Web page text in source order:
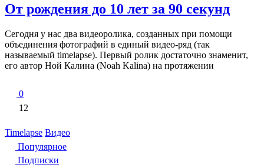
От рождения до 10 лет за 90 секунд
Сегодня у нас два видеоролика, созданных при помощи
объединения фотографий в единый видео-ряд (так
называемый timelapse). Первый ролик достаточно знаменит,
его автор Ной Калина (Noah Kalina) на протяжении
0
12
Timelapse Видео
Популярное
Подписки